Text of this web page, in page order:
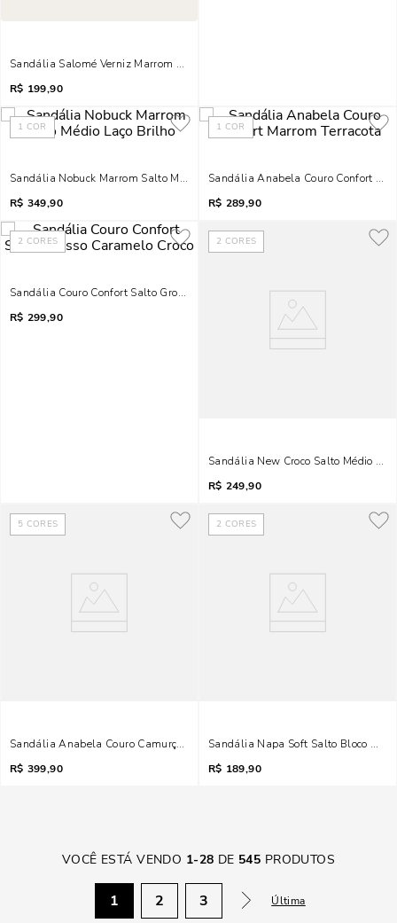
Sandália Salomé Verniz Marrom Salto Bloco
R$ 199,90
1 COR
Sandália Nobuck Marrom Salto Médio Laço Brilho
R$ 349,90
1 COR
Sandália Anabela Couro Confort
R$ 289,90
2 CORES
Sandália Couro Confort Salto Grosso Caramelo Croco
R$ 299,90
2 CORES
Sandália New Croco Salto Médio
R$ 249,90
5 CORES
Sandália Anabela Couro Camurça Terracota Toe Ring
R$ 399,90
2 CORES
Sandália Napa Soft Salto Bloco
R$ 189,90
VOCÊ ESTÁ VENDO 1-28 DE 545 PRODUTOS
1 2 3 Última